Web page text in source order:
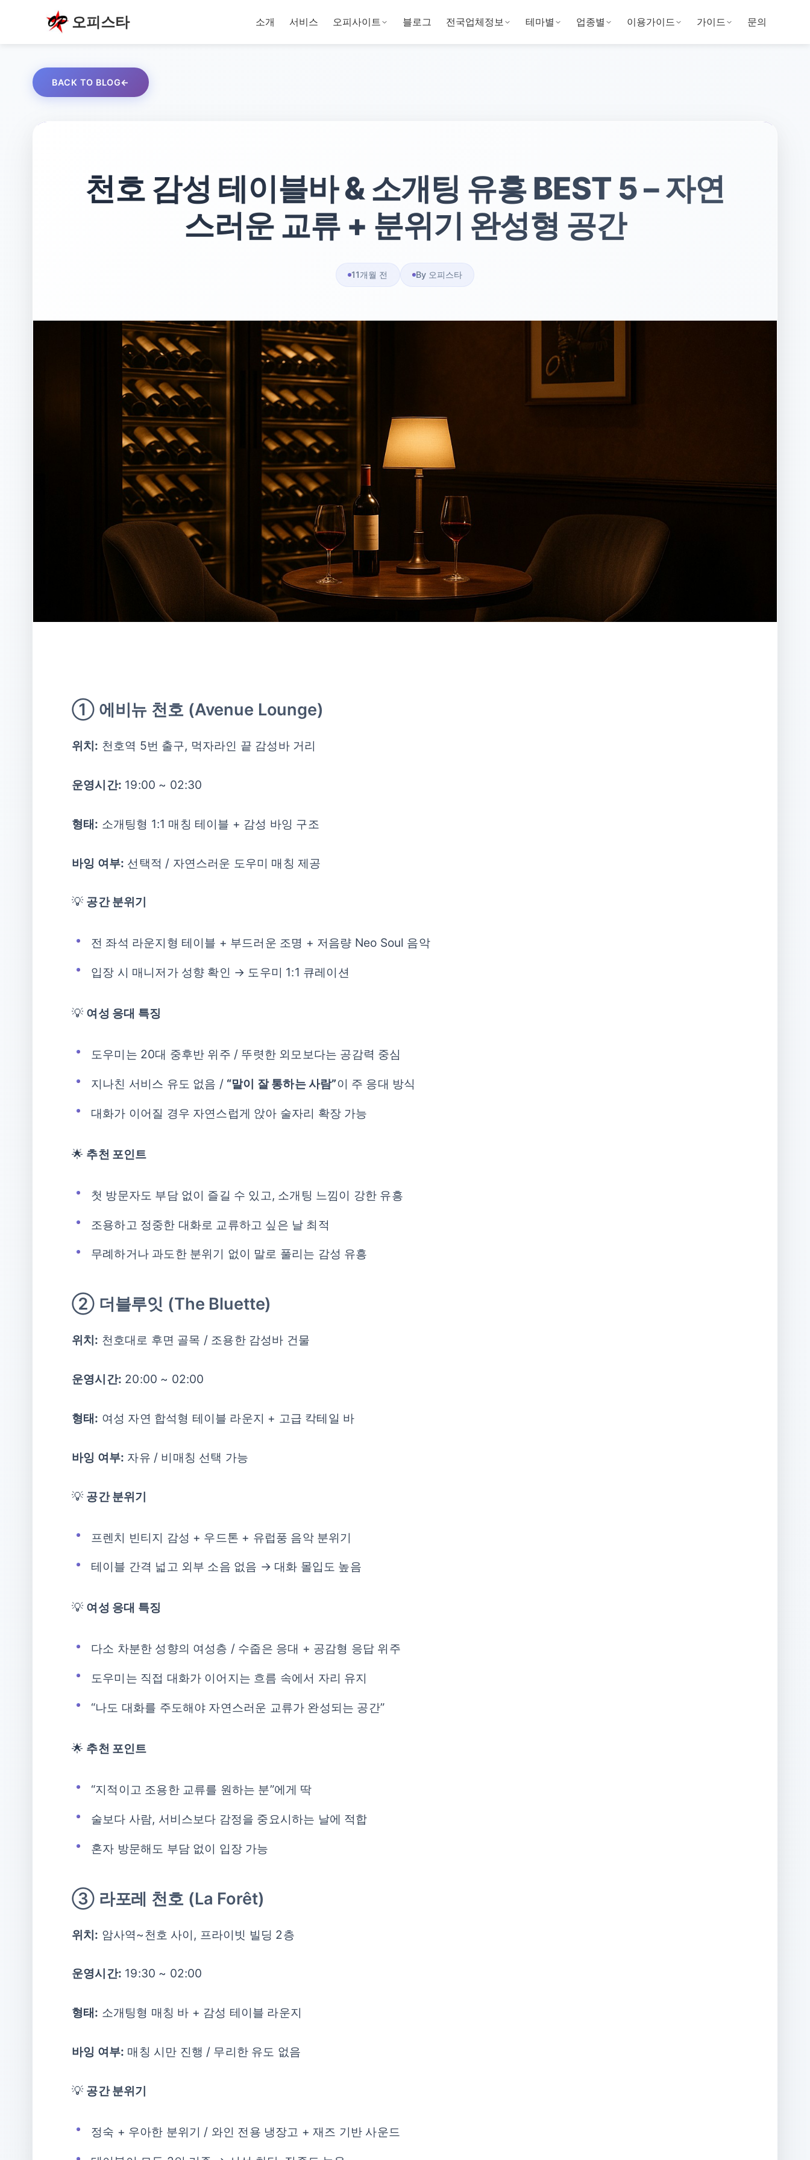
오피스타 소개 서비스 오피사이트 블로그 전국업체정보 테마별 업종별 이용가이드 가이드 문의
BACK TO BLOG
천호 감성 테이블바 & 소개팅 유흥 BEST 5 – 자연
스러운 교류 + 분위기 완성형 공간
11개월 전 By 오피스타
① 에비뉴 천호 (Avenue Lounge)
위치: 천호역 5번 출구, 먹자라인 끝 감성바 거리
운영시간: 19:00 ~ 02:30
형태: 소개팅형 1:1 매칭 테이블 + 감성 바잉 구조
바잉 여부: 선택적 / 자연스러운 도우미 매칭 제공
💡 공간 분위기
전 좌석 라운지형 테이블 + 부드러운 조명 + 저음량 Neo Soul 음악
입장 시 매니저가 성향 확인 → 도우미 1:1 큐레이션
💡 여성 응대 특징
도우미는 20대 중후반 위주 / 뚜렷한 외모보다는 공감력 중심
지나친 서비스 유도 없음 / “말이 잘 통하는 사람”이 주 응대 방식
대화가 이어질 경우 자연스럽게 앉아 술자리 확장 가능
🌟 추천 포인트
첫 방문자도 부담 없이 즐길 수 있고, 소개팅 느낌이 강한 유흥
조용하고 정중한 대화로 교류하고 싶은 날 최적
무례하거나 과도한 분위기 없이 말로 풀리는 감성 유흥
② 더블루잇 (The Bluette)
위치: 천호대로 후면 골목 / 조용한 감성바 건물
운영시간: 20:00 ~ 02:00
형태: 여성 자연 합석형 테이블 라운지 + 고급 칵테일 바
바잉 여부: 자유 / 비매칭 선택 가능
💡 공간 분위기
프렌치 빈티지 감성 + 우드톤 + 유럽풍 음악 분위기
테이블 간격 넓고 외부 소음 없음 → 대화 몰입도 높음
💡 여성 응대 특징
다소 차분한 성향의 여성층 / 수줍은 응대 + 공감형 응답 위주
도우미는 직접 대화가 이어지는 흐름 속에서 자리 유지
“나도 대화를 주도해야 자연스러운 교류가 완성되는 공간”
🌟 추천 포인트
“지적이고 조용한 교류를 원하는 분”에게 딱
술보다 사람, 서비스보다 감정을 중요시하는 날에 적합
혼자 방문해도 부담 없이 입장 가능
③ 라포레 천호 (La Forêt)
위치: 암사역~천호 사이, 프라이빗 빌딩 2층
운영시간: 19:30 ~ 02:00
형태: 소개팅형 매칭 바 + 감성 테이블 라운지
바잉 여부: 매칭 시만 진행 / 무리한 유도 없음
💡 공간 분위기
정숙 + 우아한 분위기 / 와인 전용 냉장고 + 재즈 기반 사운드